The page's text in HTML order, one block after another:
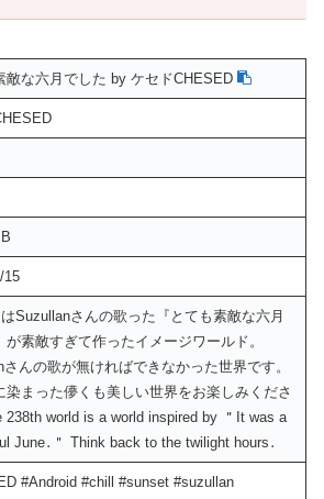
敵な六月でした by ケセドCHESED
15
Suzullanさんの歌った『とても素敵な六月
が素敵すぎて作ったイメージワールド。
んの歌が無ければできなかった世界です。
染まった儚くも美しい世界をお楽しみくださ
238th world is a world inspired by ＂It was a
June․＂ Think back to the twilight hours․
#Android #chill #sunset #suzullan